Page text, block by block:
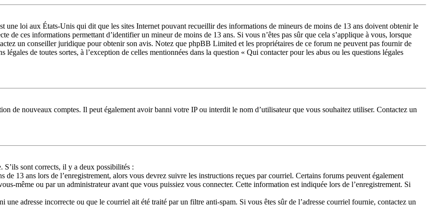
une loi aux États-Unis qui dit que les sites Internet pouvant recueillir des informations de mineurs de moins de 13 ans doivent obtenir le
de ces informations permettant d’identifier un mineur de moins de 13 ans. Si vous n’êtes pas sûr que cela s’applique à vous, lorsque
un conseiller juridique pour obtenir son avis. Notez que phpBB Limited et les propriétaires de ce forum ne peuvent pas fournir de
légales de toutes sortes, à l’exception de celles mentionnées dans la question « Qui contacter pour les abus ou les questions légales
de nouveaux comptes. Il peut également avoir banni votre IP ou interdit le nom d’utilisateur que vous souhaitez utiliser. Contactez un
S’ils sont corrects, il y a deux possibilités :
13 ans lors de l’enregistrement, alors vous devrez suivre les instructions reçues par courriel. Certains forums peuvent également
même ou par un administrateur avant que vous puissiez vous connecter. Cette information est indiquée lors de l’enregistrement. Si
une adresse incorrecte ou que le courriel ait été traité par un filtre anti-spam. Si vous êtes sûr de l’adresse courriel fournie, contactez un